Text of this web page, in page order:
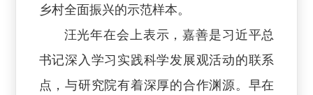
乡村全面振兴的示范样本。
汪光年在会上表示，嘉善是习近平总
书记深入学习实践科学发展观活动的联系
点，与研究院有着深厚的合作渊源。早在